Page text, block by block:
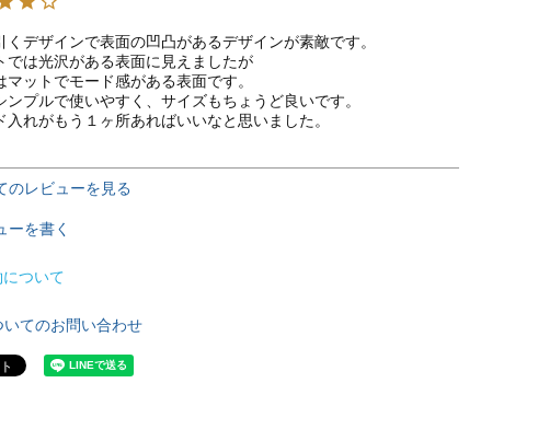
くデザインで表面の凹凸があるデザインが素敵です。
では光沢がある表面に見えましたが
マットでモード感がある表面です。
ンプルで使いやすく、サイズもちょうど良いです。
のレビューを見る
ーを書く
ついて
いてのお問い合わせ